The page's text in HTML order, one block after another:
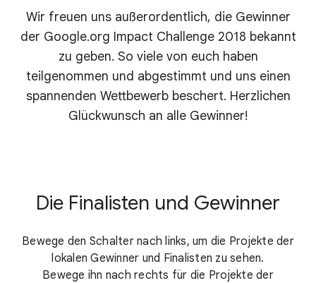
Wir freuen uns außerordentlich, die Gewinner
der Google.org Impact Challenge 2018 bekannt
zu geben. So viele von euch haben
teilgenommen und abgestimmt und uns einen
spannenden Wettbewerb beschert. Herzlichen
Glückwunsch an alle Gewinner!
Die Finalisten und Gewinner
Bewege den Schalter nach links, um die Projekte der
lokalen Gewinner und Finalisten zu sehen.
Bewege ihn nach rechts für die Projekte der